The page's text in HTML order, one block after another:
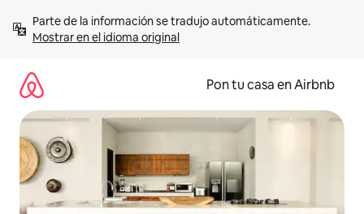
contenidoMostrar en el idioma original
Pon tu casa en Airbnb